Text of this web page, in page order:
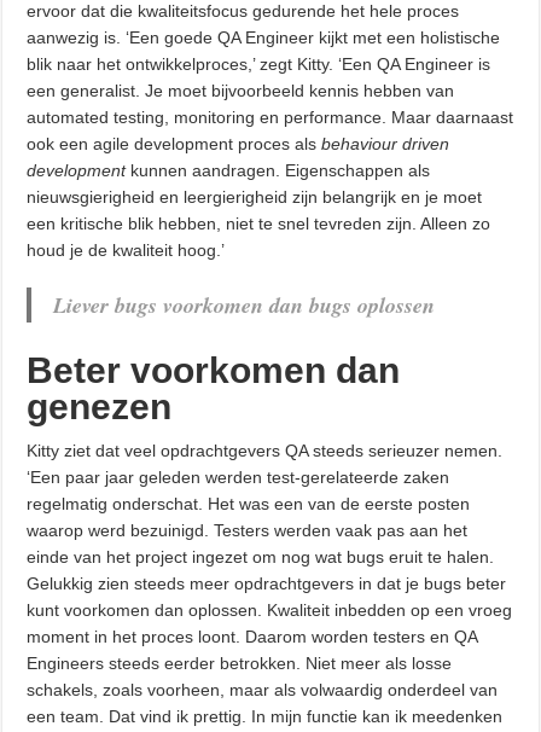
ervoor dat die kwaliteitsfocus gedurende het hele proces
aanwezig is. ‘Een goede QA Engineer kijkt met een holistische
blik naar het ontwikkelproces,’ zegt Kitty. ‘Een QA Engineer is
een generalist. Je moet bijvoorbeeld kennis hebben van
automated testing, monitoring en performance. Maar daarnaast
ook een agile development proces alsbehaviour driven
development kunnen aandragen. Eigenschappen als
nieuwsgierigheid en leergierigheid zijn belangrijk en je moet
een kritische blik hebben, niet te snel tevreden zijn. Alleen zo
houd je de kwaliteit hoog.’
Liever bugs voorkomen dan bugs oplossen
Beter voorkomen dan
genezen
Kitty ziet dat veel opdrachtgevers QA steeds serieuzer nemen.
‘Een paar jaar geleden werden test-gerelateerde zaken
regelmatig onderschat. Het was een van de eerste posten
waarop werd bezuinigd. Testers werden vaak pas aan het
einde van het project ingezet om nog wat bugs eruit te halen.
Gelukkig zien steeds meer opdrachtgevers in dat je bugs beter
kunt voorkomen dan oplossen. Kwaliteit inbedden op een vroeg
moment in het proces loont. Daarom worden testers en QA
Engineers steeds eerder betrokken. Niet meer als losse
schakels, zoals voorheen, maar als volwaardig onderdeel van
een team. Dat vind ik prettig. In mijn functie kan ik meedenken